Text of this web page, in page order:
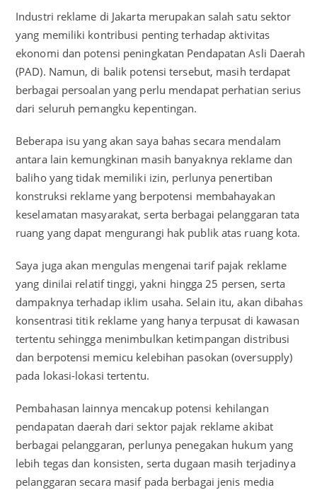
Industri reklame di Jakarta merupakan salah satu sektor
yang memiliki kontribusi penting terhadap aktivitas
ekonomi dan potensi peningkatan Pendapatan Asli Daerah
(PAD). Namun, di balik potensi tersebut, masih terdapat
berbagai persoalan yang perlu mendapat perhatian serius
dari seluruh pemangku kepentingan.
Beberapa isu yang akan saya bahas secara mendalam
antara lain kemungkinan masih banyaknya reklame dan
baliho yang tidak memiliki izin, perlunya penertiban
konstruksi reklame yang berpotensi membahayakan
keselamatan masyarakat, serta berbagai pelanggaran tata
ruang yang dapat mengurangi hak publik atas ruang kota.
Saya juga akan mengulas mengenai tarif pajak reklame
yang dinilai relatif tinggi, yakni hingga 25 persen, serta
dampaknya terhadap iklim usaha. Selain itu, akan dibahas
konsentrasi titik reklame yang hanya terpusat di kawasan
tertentu sehingga menimbulkan ketimpangan distribusi
dan berpotensi memicu kelebihan pasokan (oversupply)
pada lokasi-lokasi tertentu.
Pembahasan lainnya mencakup potensi kehilangan
pendapatan daerah dari sektor pajak reklame akibat
berbagai pelanggaran, perlunya penegakan hukum yang
lebih tegas dan konsisten, serta dugaan masih terjadinya
pelanggaran secara masif pada berbagai jenis media